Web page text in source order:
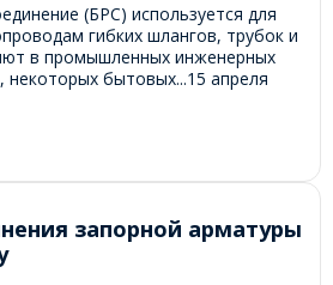
(БРС) используется для
гибких шлангов, трубок и
в промышленных инженерных
некоторых бытовых...15 апреля
запорной арматуры